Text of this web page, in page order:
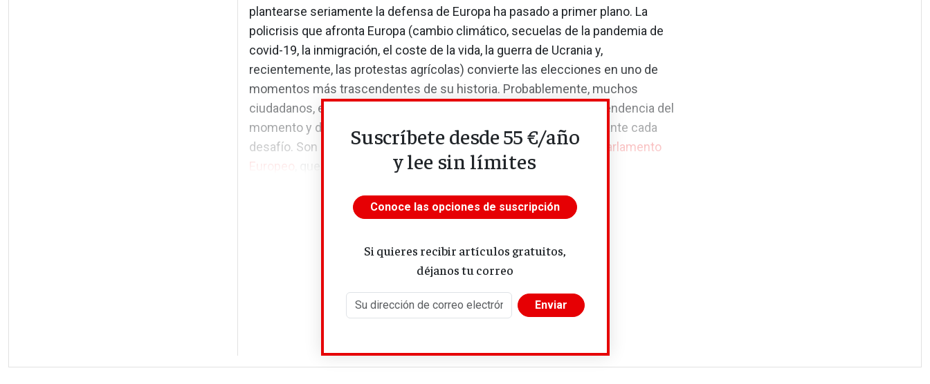
plantearse seriamente la defensa de Europa ha pasado a primer plano. La
policrisis que afronta Europa (cambio climático, secuelas de la pandemia de
covid-19, la inmigración, el coste de la vida, la guerra de Ucrania y,
recientemente, las protestas agrícolas) convierte las elecciones en uno de
momentos más trascendentes de su historia. Probablemente, muchos
ciudadanos, en especial los jóvenes, son conscientes de la trascendencia del
momento y de la importancia de adoptar las medidas adecuadas ante cada
desafío. Son decisiones que dependerán de la composición del
Parlamento
Europeo
Suscríbete desde 55 €/año
y lee sin límites
Conoce las opciones de suscripción
Si quieres recibir artículos gratuitos,
déjanos tu correo